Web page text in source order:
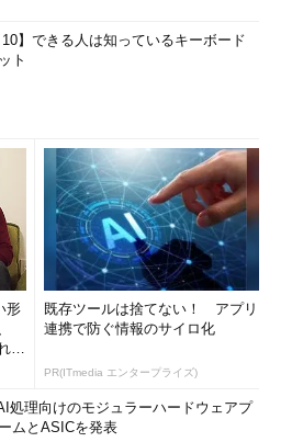
10】できる人は知っているキーボード
ト
形
な
既存ツールは捨てない！ アプリ
連携で防ぐ情報のサイロ化
PR(ITmedia エンタープライズ)
処理向けのモジュラーハードウェアプ
ムとASICを発表